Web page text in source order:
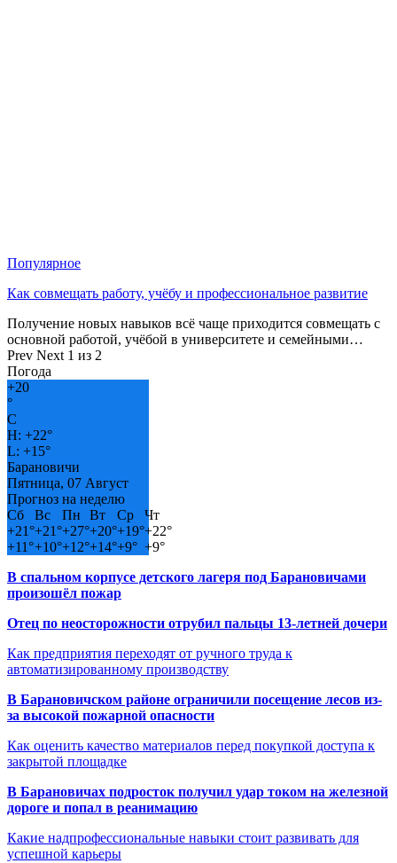
Популярное
Как совмещать работу, учёбу и профессиональное развитие
Получение новых навыков всё чаще приходится совмещать с
основной работой, учёбой в университете и семейными…
Prev Next 1 из 2
Погода
+20
°
C
H: +22°
L: +15°
Барановичи
Пятница, 07 Август
Прогноз на неделю
Сб
Вс Пн Вт Ср
Чт
+21°+21°+27°+20°+19°+22°
+11°+10°+12°+14°+9° +9°
В спальном корпусе детского лагеря под Барановичами
произошёл пожар
Отец по неосторожности отрубил пальцы 13-летней дочери
Как предприятия переходят от ручного труда к
автоматизированному производству
В Барановичском районе ограничили посещение лесов из-
за высокой пожарной опасности
Как оценить качество материалов перед покупкой доступа к
закрытой площадке
В Барановичах подросток получил удар током на железной
дороге и попал в реанимацию
Какие надпрофессиональные навыки стоит развивать для
успешной карьеры